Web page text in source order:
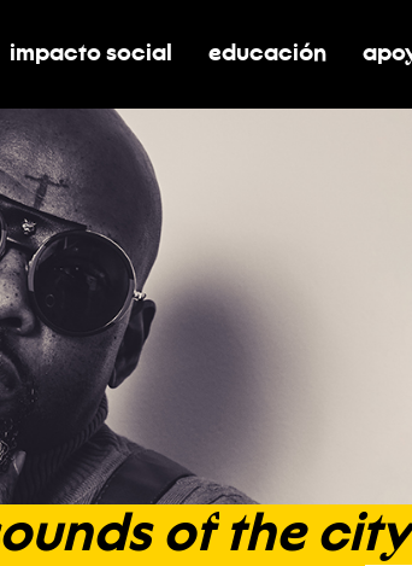
de acerca de
activar/desactivar el submenú de
impacto social alternar submenú
educación
of the